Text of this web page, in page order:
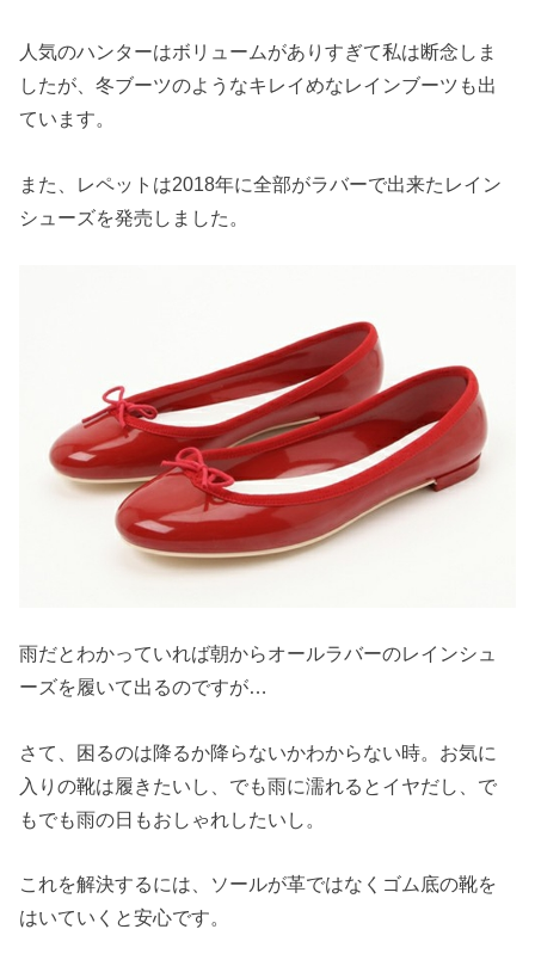
人気のハンターはボリュームがありすぎて私は断念しま
したが、冬ブーツのようなキレイめなレインブーツも出
ています。
また、レペットは2018年に全部がラバーで出来たレイン
シューズを発売しました。
雨だとわかっていれば朝からオールラバーのレインシュ
ーズを履いて出るのですが…
さて、困るのは降るか降らないかわからない時。お気に
入りの靴は履きたいし、でも雨に濡れるとイヤだし、で
もでも雨の日もおしゃれしたいし。
これを解決するには、ソールが革ではなくゴム底の靴を
はいていくと安心です。